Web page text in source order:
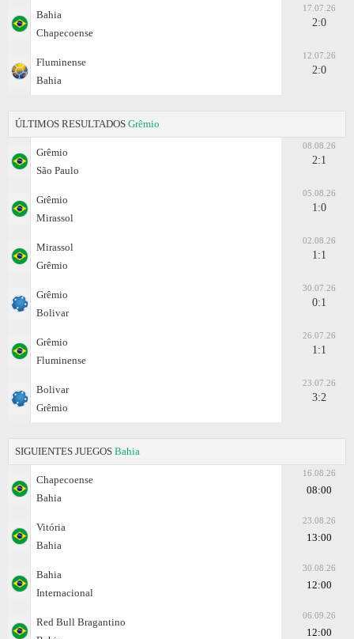
Bahia
Chapecoense
17.07.26
2:0
Fluminense
Bahia
12.07.26
2:0
ÚLTIMOS RESULTADOS Grêmio
Grêmio
São Paulo
08.08.26
2:1
Grêmio
Mirassol
05.08.26
1:0
Mirassol
Grêmio
02.08.26
1:1
Grêmio
Bolivar
30.07.26
0:1
Grêmio
Fluminense
26.07.26
1:1
Bolivar
Grêmio
23.07.26
3:2
SIGUIENTES JUEGOS Bahia
Chapecoense
Bahia
16.08.26
08:00
Vitória
Bahia
23.08.26
13:00
Bahia
Internacional
30.08.26
12:00
Red Bull Bragantino
06.09.26
12:00